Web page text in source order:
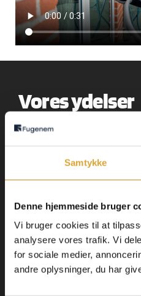
Samtykke
Denne hjemmeside bruger
Vi bruger cookies til at
analysere vores trafik. Vi
for sociale medier,
andre oplysninger, du har
Vores ydelser
Fugning er ikke bare fugning.
grunden til, at vi er
kommer til fugning af høj
TLF. 60
FÅ ET